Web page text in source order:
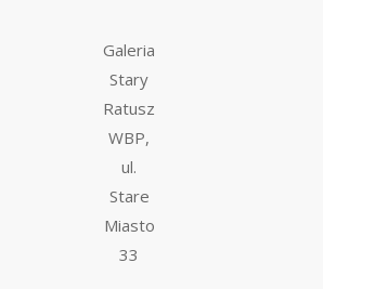
Galeria
Stary
Ratusz
WBP,
ul.
Stare
Miasto
33